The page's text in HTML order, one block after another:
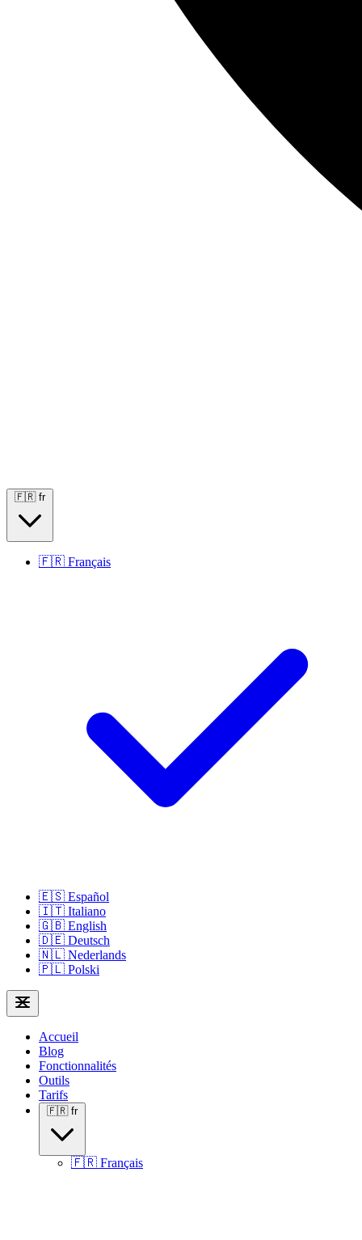
🇫🇷 fr
🇫🇷 Français
🇪🇸 Español
🇮🇹 Italiano
🇬🇧 English
🇩🇪 Deutsch
🇳🇱 Nederlands
🇵🇱 Polski
Accueil
Blog
Fonctionnalités
Outils
Tarifs
🇫🇷 fr
🇫🇷 Français